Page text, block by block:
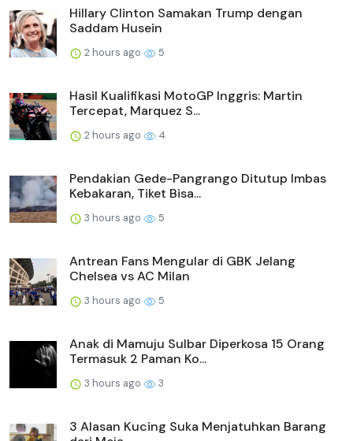
Hillary Clinton Samakan Trump dengan
Saddam Husein
2 hours ago 5
Hasil Kualifikasi MotoGP Inggris: Martin
Tercepat, Marquez S...
2 hours ago 4
Pendakian Gede-Pangrango Ditutup Imbas
Kebakaran, Tiket Bisa...
3 hours ago 5
Antrean Fans Mengular di GBK Jelang
Chelsea vs AC Milan
3 hours ago 5
Anak di Mamuju Sulbar Diperkosa 15 Orang
Termasuk 2 Paman Ko...
3 hours ago 3
3 Alasan Kucing Suka Menjatuhkan Barang